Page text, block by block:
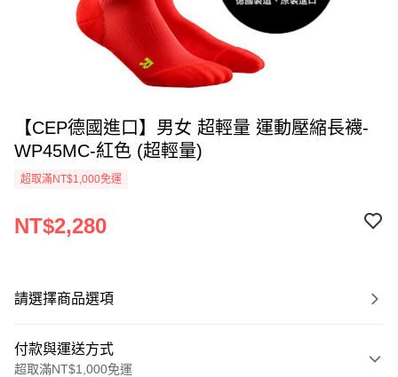
【CEP德國進口】男女 超輕量 運動壓縮長襪-
WP45MC-紅色 (超輕量)
超取滿NT$1,000免運
NT$2,280
請選擇商品選項
付款與運送方式
超取滿NT$1,000免運